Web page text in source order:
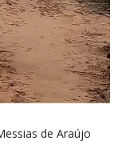
de Araújo